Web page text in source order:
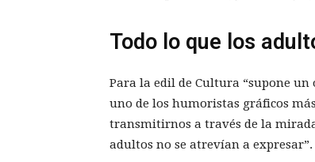
Todo lo que los
Para la edil de Cultura “supone
uno de los humoristas gráficos
transmitirnos a través de la
adultos no se atrevían a expresar”.